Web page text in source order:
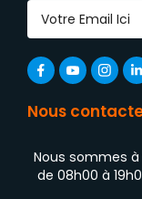
Nous
Nous sommes
de 08h00 à